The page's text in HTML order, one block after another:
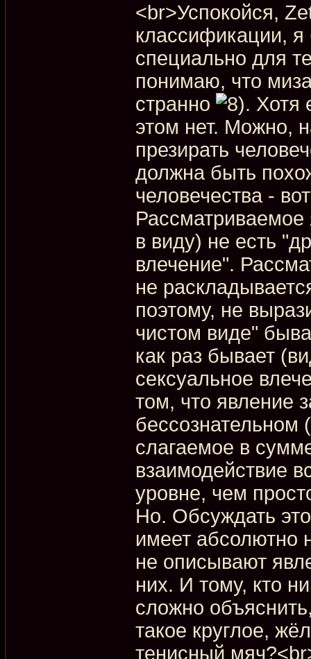
<br>Успокойся,
классификации,
специально для
понимаю, что
странно
. Хотя
этом нет. Можно,
презирать
должна быть
человечества -
в виду) не есть
влечение".
не
поэтому, не
чистом виде"
как раз бывает
сексуальное
том, что явление
бессознательном
слагаемое в
взаимодействие
уровне, чем
Но. Обсуждать
имеет абсолютно
не описывают
них. И тому, кто
сложно
такое круглое,
тенисный